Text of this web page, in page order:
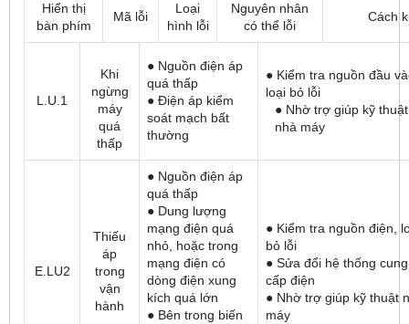
Hiển thị
bàn phím
Mã lỗi
Loại
hình lỗi
Nguyên nhân
có thể lỗi
Cách
L.U.1
Khi
ngừng
máy
quá
thấp
● Nguồn điện áp
quá thấp
● Điện áp kiểm
soát mạch bất
thường
● Kiểm tra nguồn đầu
loại bỏ lỗi
● Nhờ trợ giúp kỹ thuật
nhà máy
E.LU2
Thiếu
áp
trong
vận
hành
● Nguồn điện áp
quá thấp
● Dung lượng
mạng điện quá
nhỏ, hoặc trong
mạng điện có
dòng điện xung
kích quá lớn
● Bên trong biến
● Kiểm tra nguồn điện,
bỏ lỗi
● Sửa đổi hệ thống cung
cấp điện
● Nhờ trợ giúp kỹ thuật
máy